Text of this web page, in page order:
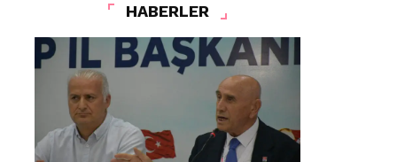
HABERLER